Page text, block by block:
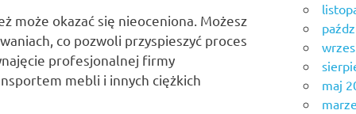
może okazać się nieoceniona. Możesz
co pozwoli przyspieszyć proces
profesjonalnej firmy
mebli i innych ciężkich
maj